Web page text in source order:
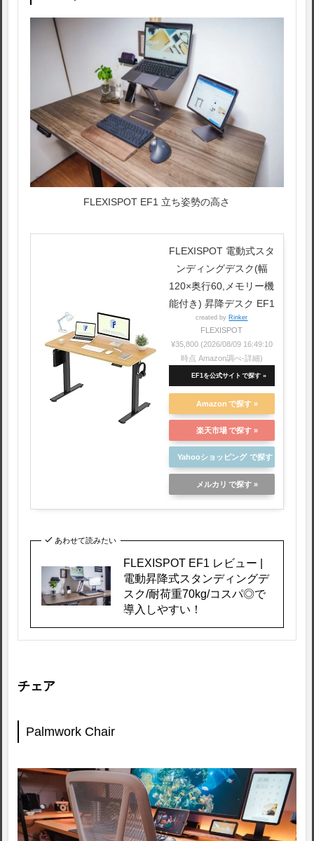
FLEXISPOT EF1 立ち姿勢の高さ
FLEXISPOT 電動式スタ
ンディングデスク(幅
120×奥行60,メモリー機
能付き) 昇降デスク EF1
created by Rinker
FLEXISPOT
¥35,800 (2026/08/09 16:49:10
時点 Amazon調べ-詳細)
EF1を公式サイト
Amazon
楽天市場
Yahooショッピング
メルカリ
あわせて読みたい
FLEXISPOT EF1 レビュー |
電動昇降式スタンディングデ
スク/耐荷重70kg/コスパ◎で
導入しやすい！
チェア
Palmwork Chair